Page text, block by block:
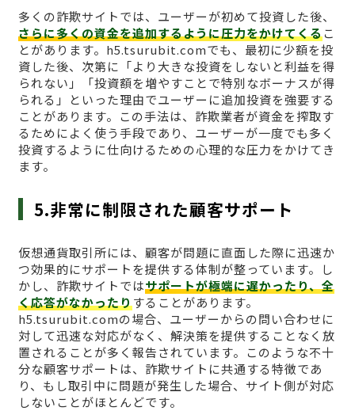
多くの詐欺サイトでは、ユーザーが初めて投資した後、
さらに多くの資金を追加するように圧力をかけてくるこ
とがあります。h5.tsurubit.comでも、最初に少額を投
資した後、次第に「より大きな投資をしないと利益を得
られない」「投資額を増やすことで特別なボーナスが得
られる」といった理由でユーザーに追加投資を強要する
ことがあります。この手法は、詐欺業者が資金を搾取す
るためによく使う手段であり、ユーザーが一度でも多く
投資するように仕向けるための心理的な圧力をかけてき
ます。
5.非常に制限された顧客サポート
仮想通貨取引所には、顧客が問題に直面した際に迅速か
つ効果的にサポートを提供する体制が整っています。し
かし、詐欺サイトではサポートが極端に遅かったり、全
く応答がなかったりすることがあります。
h5.tsurubit.comの場合、ユーザーからの問い合わせに
対して迅速な対応がなく、解決策を提供することなく放
置されることが多く報告されています。このような不十
分な顧客サポートは、詐欺サイトに共通する特徴であ
り、もし取引中に問題が発生した場合、サイト側が対応
しないことがほとんどです。